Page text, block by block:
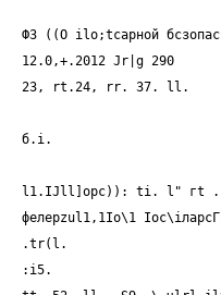
ФЗ ((О ilо;tсарной
12.0,+.2012 Jr|g 290
2З, rt.24, rr. З7. ll.
б.i.
l1.IJll]opc)): ti. l" гt
фелерzul1,1Iо\1
.tr(l.
:i5.